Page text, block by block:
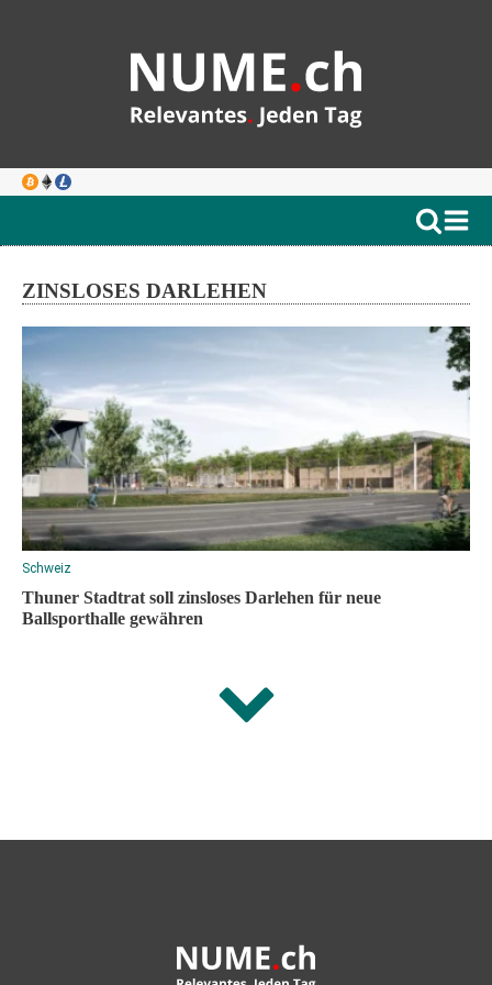
ZINSLOSES DARLEHEN
Schweiz
Thuner Stadtrat soll zinsloses Darlehen für neue
Ballsporthalle gewähren